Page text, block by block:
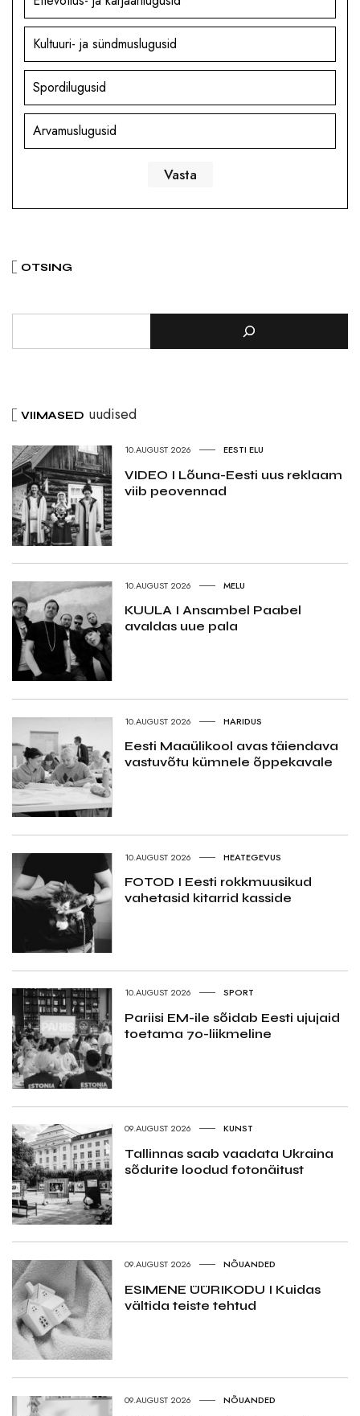
Kultuuri- ja sündmuslugusid
Spordilugusid
Arvamuslugusid
OTSING
VIIMASED uudised
10.AUGUST 2026 EESTI ELU
VIDEO I Lõuna-Eesti uus reklaam
viib peovennad
10.AUGUST 2026 MELU
KUULA I Ansambel Paabel
avaldas uue pala
10.AUGUST 2026 HARIDUS
Eesti Maaülikool avas täiendava
vastuvõtu kümnele õppekavale
10.AUGUST 2026 HEATEGEVUS
FOTOD I Eesti rokkmuusikud
vahetasid kitarrid kasside
10.AUGUST 2026 SPORT
Pariisi EM-ile sõidab Eesti ujujaid
toetama 70-liikmeline
09.AUGUST 2026 KUNST
Tallinnas saab vaadata Ukraina
sõdurite loodud fotonäitust
09.AUGUST 2026 NÕUANDED
ESIMENE ÜÜRIKODU I Kuidas
vältida teiste tehtud
09.AUGUST 2026 NÕUANDED